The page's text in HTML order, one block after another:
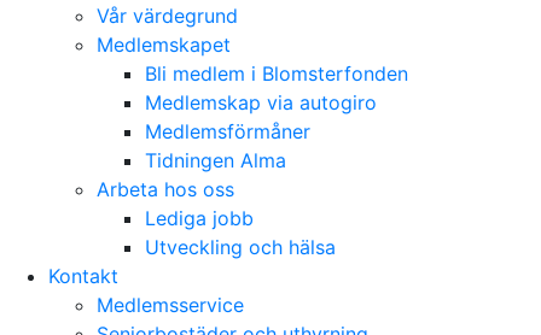
Vår värdegrund
Medlemskapet
Bli medlem i Blomsterfonden
Medlemskap via autogiro
Medlemsförmåner
Tidningen Alma
Arbeta hos oss
Lediga jobb
Utveckling och hälsa
Kontakt
Medlemsservice